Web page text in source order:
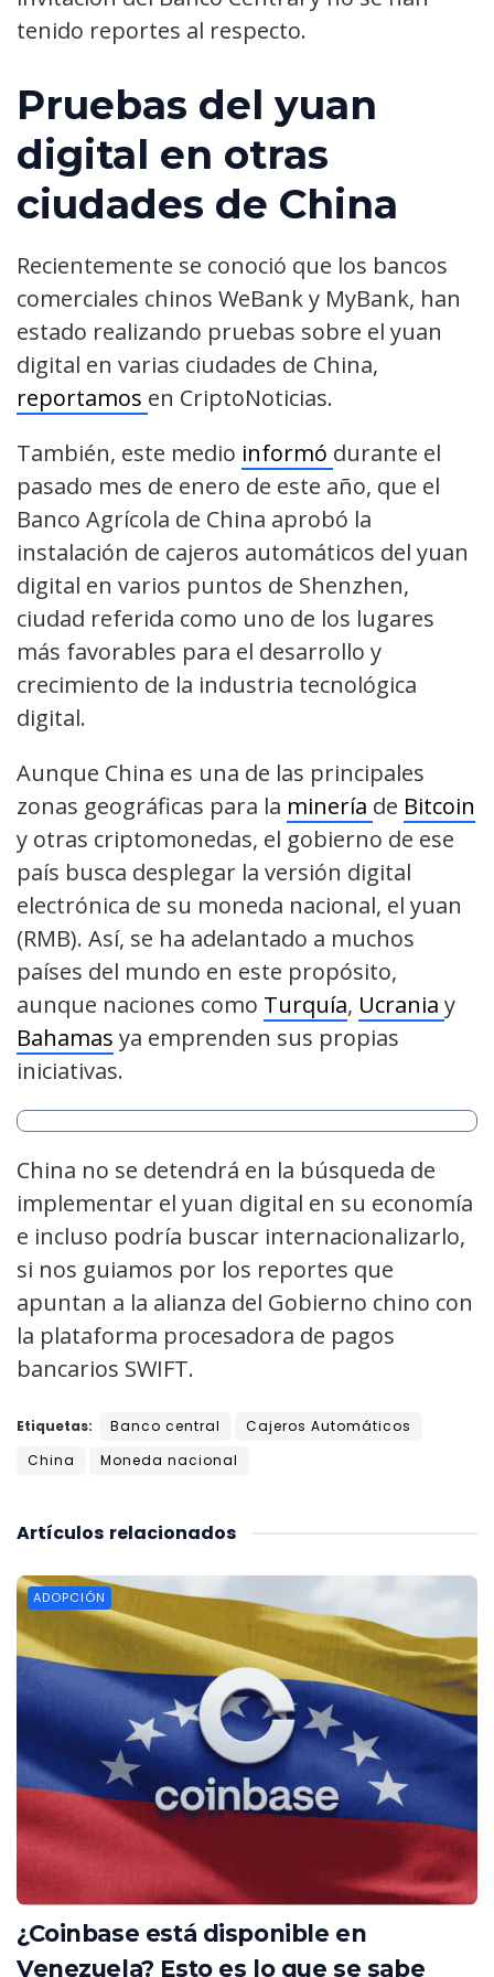
tenido reportes al respecto.
Pruebas del yuan
digital en otras
ciudades de China
Recientemente se conoció que los bancos
comerciales chinos WeBank y MyBank, han
estado realizando pruebas sobre el yuan
digital en varias ciudades de China,
reportamos en CriptoNoticias.
También, este medio informó durante el
pasado mes de enero de este año, que el
Banco Agrícola de China aprobó la
instalación de cajeros automáticos del yuan
digital en varios puntos de Shenzhen,
ciudad referida como uno de los lugares
más favorables para el desarrollo y
crecimiento de la industria tecnológica
digital.
Aunque China es una de las principales
zonas geográficas para la minería de Bitcoin
y otras criptomonedas, el gobierno de ese
país busca desplegar la versión digital
electrónica de su moneda nacional, el yuan
(RMB). Así, se ha adelantado a muchos
países del mundo en este propósito,
aunque naciones como Turquía, Ucrania y
Bahamas ya emprenden sus propias
iniciativas.
China no se detendrá en la búsqueda de
implementar el yuan digital en su economía
e incluso podría buscar internacionalizarlo,
si nos guiamos por los reportes que
apuntan a la alianza del Gobierno chino con
la plataforma procesadora de pagos
bancarios SWIFT.
Etiquetas: Banco central
Cajeros Automáticos
China
Moneda nacional
relacionados
Artículos
ADOPCIÓN
¿Coinbase está disponible en
Venezuela? Esto es lo que se sabe